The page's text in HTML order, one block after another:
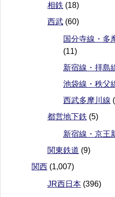
相鉄 (18)
西武 (60)
国分寺線・多
(11)
新宿線・拝島
池袋線・秩父
西武多摩川線
都営地下鉄 (5)
新宿線・京王
関東鉄道 (9)
関西 (1,007)
JR西日本 (396)